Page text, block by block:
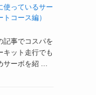
使っているサー
コース編）
記事でコスパを
キット走行でも
サーボを紹 …